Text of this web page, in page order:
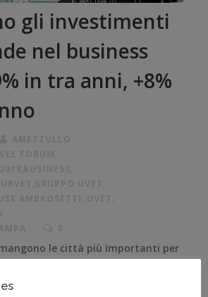
gli investimenti
nel business
in tra anni, +8%
le città più importanti per
più costoso è quello per